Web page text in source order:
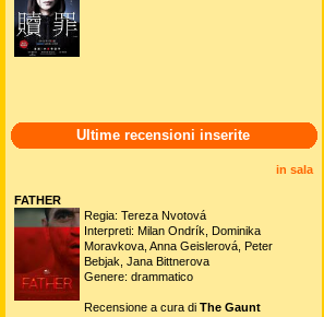
Ultime recensioni inserite
in sala
FATHER
Regia: Tereza Nvotová
Interpreti: Milan Ondrík, Dominika
Moravkova, Anna Geislerová, Peter
Bebjak, Jana Bittnerova
Genere: drammatico
Recensione a cura di The Gaunt